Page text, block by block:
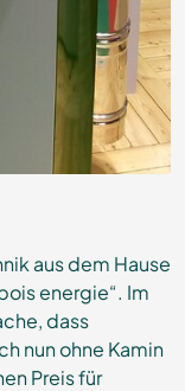
aus dem Hause
energie“. Im
dass
nun ohne Kamin
Preis für